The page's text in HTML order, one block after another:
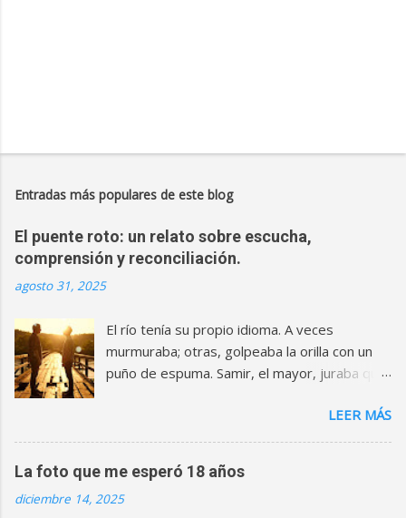
Entradas más populares de este blog
El puente roto: un relato sobre escucha,
comprensión y reconciliación.
agosto 31, 2025
El río tenía su propio idioma. A veces
murmuraba; otras, golpeaba la orilla con un
puño de espuma. Samir, el mayor, juraba que
menor, le creía todo. Compartían canicas,
botas embarradas y un secreto: un puente
de madera que cruzaban para llegar al campo
de moras. Aquel puente parecía eterno—
como las promesas infantiles que no se
LEER MÁS
La foto que me esperó 18 años
diciembre 14, 2025